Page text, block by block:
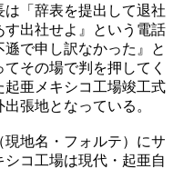
「辞表を提出して退社
す出社せよ』という電話
で申し訳なかった』と
その場で判を押してく
亜メキシコ工場竣工式
張地となっている。
現地名・フォルテ）にサ
コ工場は現代・起亜自